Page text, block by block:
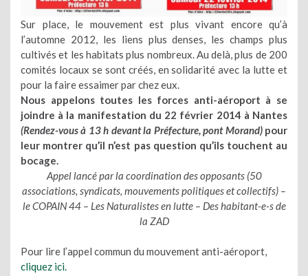
Sur place, le mouvement est plus vivant encore qu’à
l’automne 2012, les liens plus denses, les champs plus
cultivés et les habitats plus nombreux. Au delà, plus de 200
comités locaux se sont créés, en solidarité avec la lutte et
pour la faire essaimer par chez eux.
Nous appelons toutes les forces anti-aéroport à se
joindre à la manifestation du 22 février 2014 à Nantes
(Rendez-vous à 13 h devant la Préfecture, pont Morand)pour
leur montrer qu’il n’est pas question qu’ils touchent au
bocage.
Appel lancé par la coordination des opposants (50
associations, syndicats, mouvements politiques et collectifs) –
le COPAIN 44 – Les Naturalistes en lutte – Des habitant-e-s de
la ZAD
Pour lire l’appel commun du mouvement anti-aéroport,
cliquez ici.